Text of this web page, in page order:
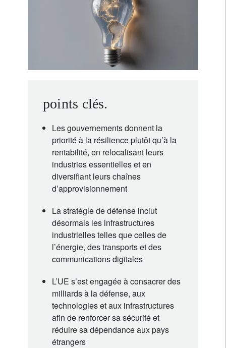
points clés.
Les gouvernements donnent la
priorité à la résilience plutôt qu’à la
rentabilité, en relocalisant leurs
industries essentielles et en
diversifiant leurs chaînes
d’approvisionnement
La stratégie de défense inclut
désormais les infrastructures
industrielles telles que celles de
l’énergie, des transports et des
communications digitales
L’UE s’est engagée à consacrer des
milliards à la défense, aux
technologies et aux infrastructures
afin de renforcer sa sécurité et
réduire sa dépendance aux pays
étrangers